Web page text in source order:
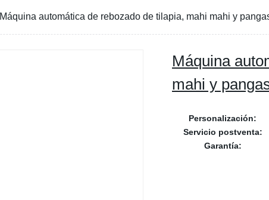
Máquina automática de rebozado de tilapia, mahi mahi y
Máquina
mahi y
Personalización:
Servicio postventa:
Garantía: